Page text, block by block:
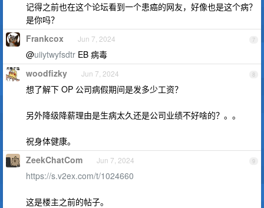
记得之前也在这个论坛看到一个患癌的网友，好像也是这个病？
是你吗？
7
Frankcox Jun 7, 2024
@uiiytwyfsdtr EB 病毒
8
woodfizky Jun 7, 2024
想了解下 OP 公司病假期间是发多少工资？
另外降级降薪理由是生病太久还是公司业绩不好啥的？。。
祝身体健康。
9
ZeekChatCom Jun 7, 2024
https://s.v2ex.com/t/1024660
这是楼主之前的帖子。